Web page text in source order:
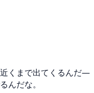
くまで出てくるんだ—
んだな。